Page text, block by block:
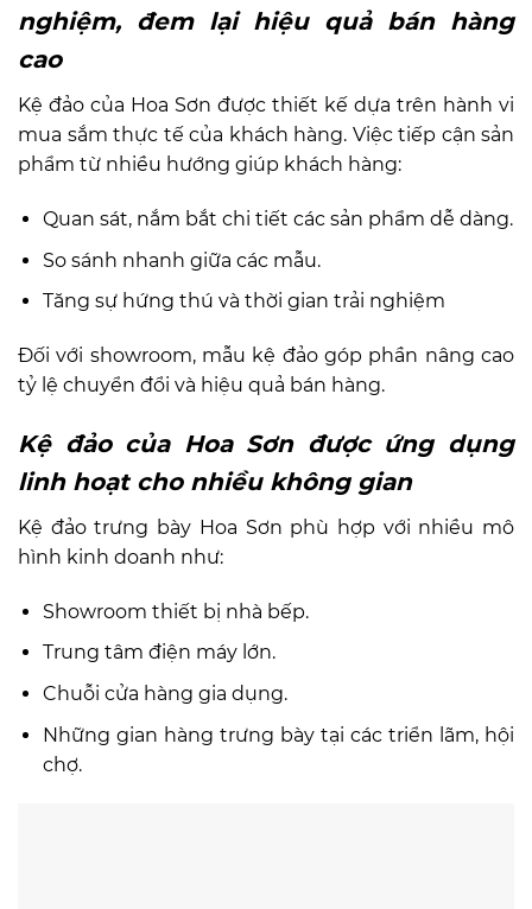
nghiệm, đem lại hiệu quả bán hàng
cao
Kệ đảo của Hoa Sơn được thiết kế dựa trên hành vi
mua sắm thực tế của khách hàng. Việc tiếp cận sản
phẩm từ nhiều hướng giúp khách hàng:
Quan sát, nắm bắt chi tiết các sản phẩm dễ dàng.
So sánh nhanh giữa các mẫu.
Tăng sự hứng thú và thời gian trải nghiệm
Đối với showroom, mẫu kệ đảo góp phần nâng cao
tỷ lệ chuyển đổi và hiệu quả bán hàng.
Kệ đảo của Hoa Sơn được ứng dụng
linh hoạt cho nhiều không gian
Kệ đảo trưng bày Hoa Sơn phù hợp với nhiều mô
hình kinh doanh như:
Showroom thiết bị nhà bếp.
Trung tâm điện máy lớn.
Chuỗi cửa hàng gia dụng.
Những gian hàng trưng bày tại các triển lãm, hội
chợ.